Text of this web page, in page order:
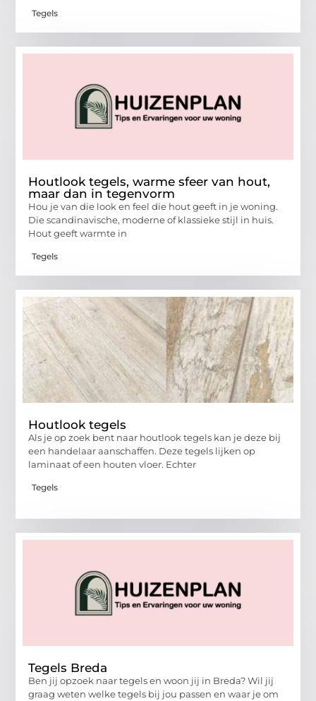
Tegels
Houtlook tegels, warme sfeer van hout,
maar dan in tegenvorm
Hou je van die look en feel die hout geeft in je woning.
Die scandinavische, moderne of klassieke stijl in huis.
Hout geeft warmte in
Tegels
Houtlook tegels
Als je op zoek bent naar houtlook tegels kan je deze bij
een handelaar aanschaffen. Deze tegels lijken op
laminaat of een houten vloer. Echter
Tegels
Tegels Breda
Ben jij opzoek naar tegels en woon jij in Breda? Wil jij
graag weten welke tegels bij jou passen en waar je om